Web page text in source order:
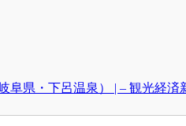
阜県・下呂温泉） | – 観光経済